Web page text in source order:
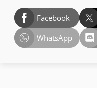
Facebook
WhatsApp